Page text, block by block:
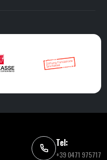
Tel:
+39 0471 975717